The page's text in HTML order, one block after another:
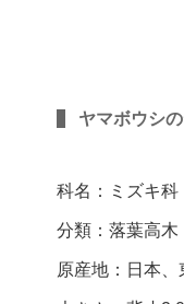
ヤマボウシ
科名：ミズキ科
分類：落葉高木
原産地：日本、